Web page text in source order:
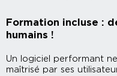
Formation incluse :
humains !
Un logiciel performant
maîtrisé par ses